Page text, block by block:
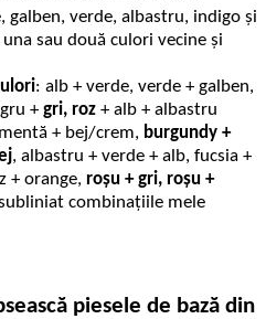
galben, verde, albastru, indigo și
sau două culori vecine și
: alb + verde, verde + galben,
+ gri, roz + alb + albastru
+ bej/crem, burgundy +
, albastru + verde + alb, fucsia +
+ orange, roșu + gri, roșu +
combinațiile mele
piesele de bază din